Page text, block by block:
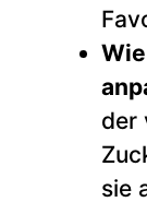
der
sie